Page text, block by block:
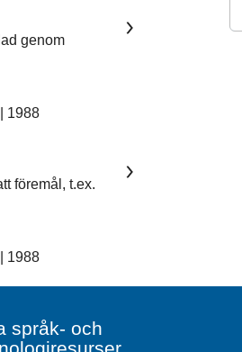
genom
1988
föremål, t.ex.
1988
språk- och